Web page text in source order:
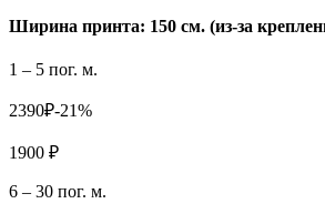
Ширина принта: 150 см. (из-за
1 – 5 пог. м.
2390₽-21%
1900 ₽
6 – 30 пог. м.